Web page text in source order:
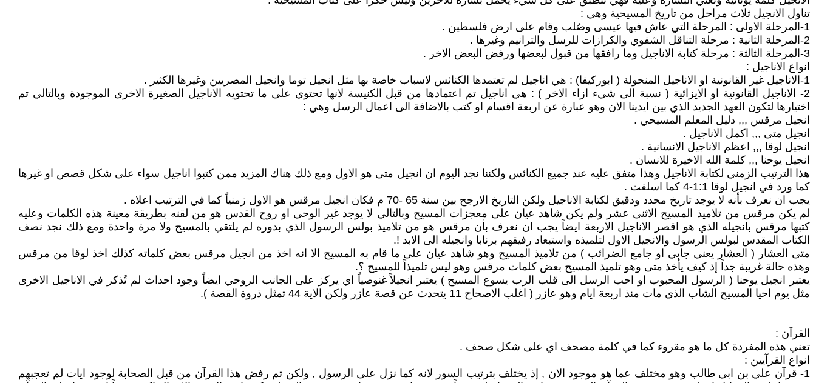
تناول الانجيل ثلاث مراحل من تاريخ المسيحية وهي :
1-المرحلة الاولى : المرحلة التي عاش فيها عيسى وصُلب وقام على ارض فلسطين .
2-المرحلة الثانية : مرحلة التناقل الشفوي والكرازات للرسل والترانيم وغيرها .
3-المرحلة الثالثة : مرحلة كتابة الاناجيل وما رافقها من قبول لبعضها ورفض البعض الاخر .
انواع الاناجيل :
1-الاناجيل غير القانونية او الاناجيل المنحولة ( ابوركيفا) : هي اناجيل لم تعتمدها الكنائس لاسباب خاصة بها مثل انجيل توما وانجيل المصريين وغيرها الكثير .
2- الاناجيل القانونية او الايزائية ( نسبة الى شيء ازاء الاخر ) : هي اناجيل تم اعتمادها من قبل الكنيسة لانها تحتوي على ما تحتويه الاناجيل الصغيرة الاخرى الموجودة وبالتالي تم
اختيارها لتكون العهد الجديد الذي بين ايدينا الان وهو عبارة عن اربعة اقسام او كتب بالاضافة الى اعمال الرسل وهي :
انجيل مرقس ,,, دليل المعلم المسيحي .
انجيل متى ,,, اكمل الاناجيل .
انجيل لوقا ,,, اعظم الاناجيل الانسانية .
انجيل يوحنا ,,, كلمة الله الاخيرة للانسان .
هذا الترتيب الزمني لكتابة الاناجيل وهذا متفق عليه عند جميع الكنائس ولكننا نجد اليوم ان انجيل متى هو الاول ومع ذلك هناك المزيد ممن كتبوا اناجيل سواء على شكل قصص او غيرها
كما ورد في انجيل لوقا 1:1-4 كما اسلفت .
يجب ان نعرف بأنه لا يوجد تاريخ محدد ودقيق لكتابة الاناجيل ولكن التاريخ الارجح بين سنة 65 -70 م فكان انجيل مرقس هو الاول زمنياً كما في الترتيب اعلاه .
لم يكن مرقس من تلاميذ المسيح الاثنى عشر ولم يكن شاهد عيان على معجزات المسيح وبالتالي لا يوجد غير الوحي او روح القدس هو من لقنه بطريقة معينة هذه الكلمات وعليه
كتبها مرقس بانجيله الذي هو اقصر الاناجيل الاربعة ايضاً يجب ان نعرف بأن مرقس هو من تلاميذ بولس الرسول الذي بدوره لم يلتقي بالمسيح ولا مرة واحدة ومع ذلك نجد نصف
الكتاب المقدس لبولس الرسول والانجيل الاول لتلميذه واستبعاد رفيقهم برنابا وانجيله الى الابد !.
متى العشار ( العشار يعني جابي او جامع الضرائب ) من تلاميذ المسيح وهو شاهد عيان على ما قام به المسيح الا انه اخذ من انجيل مرقس بعض كلماته كذلك اخذ لوقا من مرقس
وهذه حالة غريبة جداً إذ كيف يأخذ متى وهو تلميذ المسيح بعض كلمات مرقس وهو ليس تلميذاً للمسيح ؟.
يعتبر انجيل يوحنا ( الرسول المحبوب او احب الرسل الى قلب الرب يسوع المسيح ) يعتبر انجيلاً غنوصياً اي يركز على الجانب الروحي ايضاً وجود احداث لم تُذكر في الاناجيل الاخرى
مثل يوم احيا المسيح الشاب الذي مات منذ اربعة ايام وهو عازر ( اغلب الاصحاح 11 يتحدث عن قصة عازر ولكن الاية 44 تمثل ذروة القصة ).
القرآن :
تعني هذه المفردة كل ما هو مقروء كما في كلمة مصحف اي على شكل صحف .
انواع القرآيين :
1- قرآن علي بن ابي طالب وهو مختلف عما هو موجود الان , إذ يختلف بترتيب السور لانه كما نزل على الرسول , ولكن تم رفض هذا القرآن من قبل الصحابة لوجود ايات لم تعجبهم